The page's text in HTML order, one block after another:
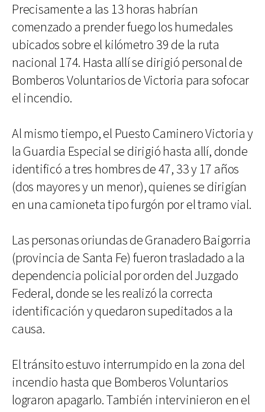
Precisamente a las 13 horas habrían
comenzado a prender fuego los humedales
ubicados sobre el kilómetro 39 de la ruta
nacional 174. Hasta allí se dirigió personal de
Bomberos Voluntarios de Victoria para sofocar
el incendio.
Al mismo tiempo, el Puesto Caminero Victoria y
la Guardia Especial se dirigió hasta allí, donde
identificó a tres hombres de 47, 33 y 17 años
(dos mayores y un menor), quienes se dirigían
en una camioneta tipo furgón por el tramo vial.
Las personas oriundas de Granadero Baigorria
(provincia de Santa Fe) fueron trasladado a la
dependencia policial por orden del Juzgado
Federal, donde se les realizó la correcta
identificación y quedaron supeditados a la
causa.
El tránsito estuvo interrumpido en la zona del
incendio hasta que Bomberos Voluntarios
lograron apagarlo. También intervinieron en el